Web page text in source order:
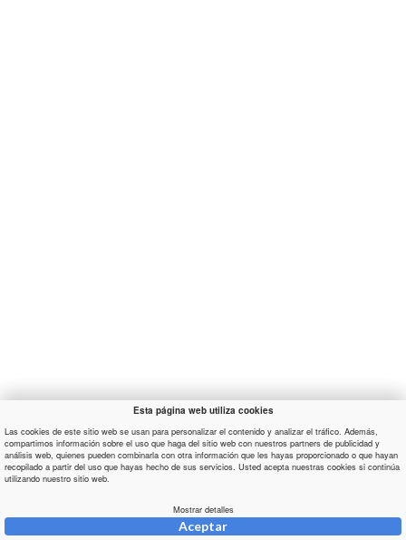
Esta página web utiliza cookies
Las cookies de este sitio web se usan para personalizar el contenido y analizar el tráfico. Además,
compartimos información sobre el uso que haga del sitio web con nuestros partners de publicidad y
análisis web, quienes pueden combinarla con otra información que les hayas proporcionado o que hayan
recopilado a partir del uso que hayas hecho de sus servicios. Usted acepta nuestras cookies si continúa
utilizando nuestro sitio web.
Mostrar detalles
Aceptar